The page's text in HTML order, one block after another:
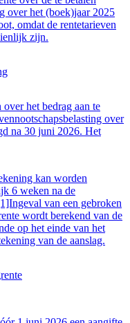
over het (boek)jaar 2025
omdat de rentetarieven
zijn.
het bedrag aan te
over
na 30 juni 2026. Het
kan worden
6 weken na de
van een gebroken
wordt berekend van de
op het einde van het
van de aanslag.